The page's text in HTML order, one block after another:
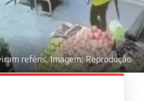
reféns. Imagem: Reprodução